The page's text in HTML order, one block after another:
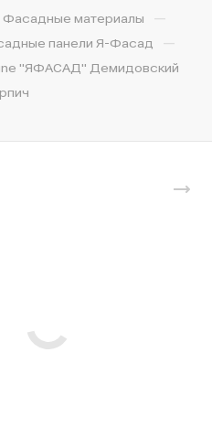
Фасадные материалы —
панели Я-Фасад —
"ЯФАСАД" Демидовский